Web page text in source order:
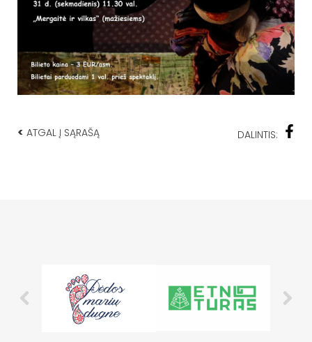
< ATGAL Į SĄRAŠĄ DALINTIS: